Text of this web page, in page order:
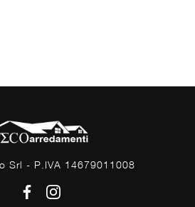
Srl - P.IVA 14679011008